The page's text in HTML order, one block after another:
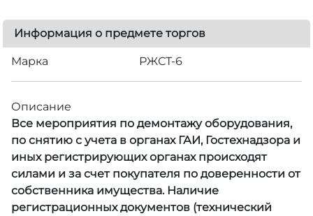
Информация о предмете торгов
Марка РЖСТ-6
Описание
Все мероприятия по демонтажу оборудования,
по снятию с учета в органах ГАИ, Гостехнадзора и
иных регистрирующих органах происходят
силами и за счет покупателя по доверенности от
собственника имущества. Наличие
регистрационных документов (технический